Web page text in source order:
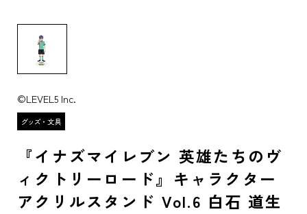
©LEVEL5 Inc.
『イナズマイレブン 英雄たちのヴ
ィクトリーロード』キャラクター
アクリルスタンド Vol.6 白石 道生